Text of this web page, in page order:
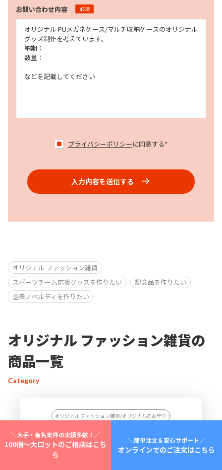
お問い合わせ内容 必須
プライバシーポリシーに同意する*
入力内容を送信する
オリジナル ファッション雑貨
スポーツチーム応援グッズを作りたい
記念品を作りたい
企業ノベルティを作りたい
オリジナル ファッション雑貨の
商品一覧
Category
オリジナル ファッション雑貨/オリジナルのお守り・お守り袋・絵馬を作
＼大手・有名案件の実績多数！／
100個～大ロットのご相談はこち
ら
＼簡単注文＆安心サポート／
オンラインでのご注文はこちら